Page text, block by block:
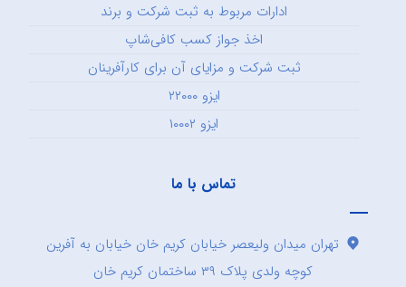
ادارات مربوط به ثبت شرکت و برند
اخذ جواز کسب کافی‌شاپ
ثبت شرکت و مزایای آن برای کارآفرینان
ایزو ۲۲۰۰۰
ایزو ۱۰۰۰۲
تماس با ما
تهران میدان ولیعصر خیابان کریم خان خیابان به آفرین
کوچه ولدی پلاک ۳۹ ساختمان کریم خان